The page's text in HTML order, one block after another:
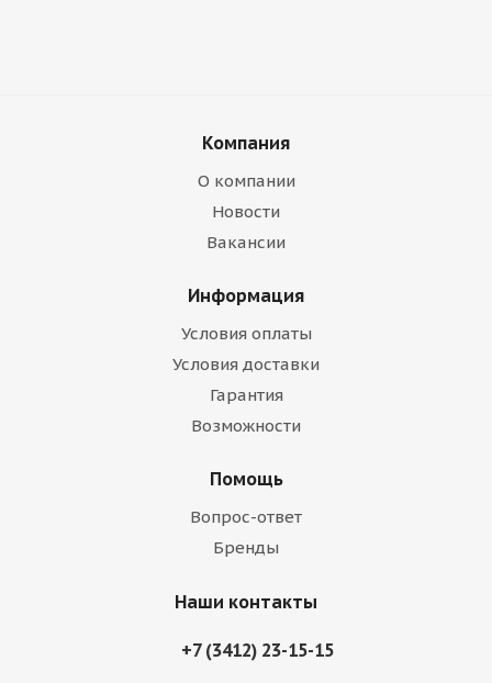
Компания
О компании
Новости
Вакансии
Информация
Условия оплаты
Условия доставки
Гарантия
Возможности
Помощь
Вопрос-ответ
Бренды
Наши контакты
+7 (3412) 23-15-15